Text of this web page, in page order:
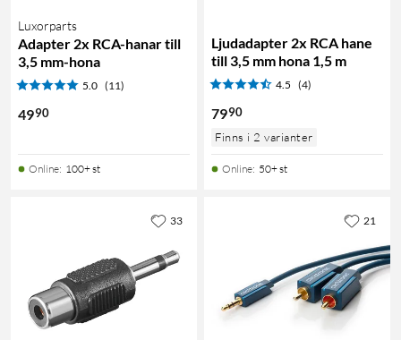
Luxorparts
Adapter 2x RCA-hanar till
3,5 mm-hona
5.0 (11)
4990
Online: 100+ st
Ljudadapter 2x RCA hane
till 3,5 mm hona 1,5 m
4.5 (4)
7990
Finns i 2 varianter
Online: 50+ st
33 21